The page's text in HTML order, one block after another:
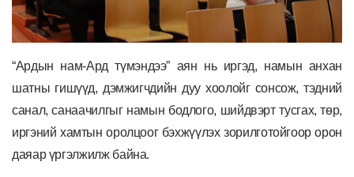
“Ардын нам-Ард түмэндээ” аян нь иргэд, намын анхан
шатны гишүүд, дэмжигчдийн дуу хоолойг сонсож, тэдний
санал, санаачилгыг намын бодлого, шийдвэрт тусгах, төр,
иргэний хамтын оролцоог бэхжүүлэх зорилготойгоор орон
даяар үргэлжилж байна.